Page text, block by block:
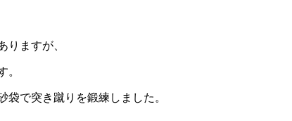
りますが、
。
で突き蹴りを鍛練しました。